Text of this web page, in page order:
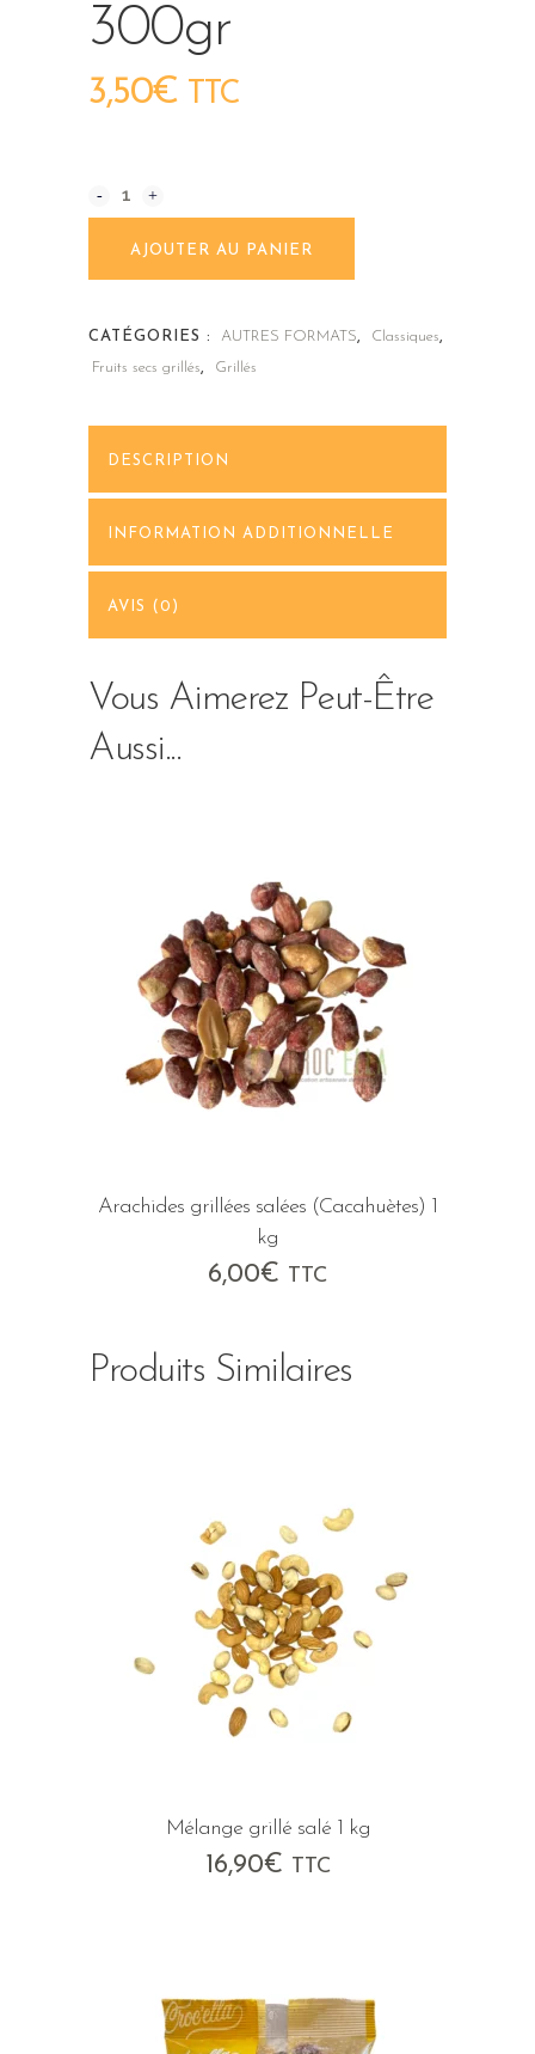
300gr
3,50€ TTC
Arachides
grillées
salées
300gr
quantity
AJOUTER AU PANIER
CATÉGORIES : AUTRES FORMATS, Classiques,
Fruits secs grillés, Grillés
DESCRIPTION
INFORMATION ADDITIONNELLE
AVIS (0)
Vous Aimerez Peut-Être
Aussi...
Arachides grillées salées (Cacahuètes) 1
kg
6,00€ TTC
Produits Similaires
Mélange grillé salé 1 kg
16,90€ TTC